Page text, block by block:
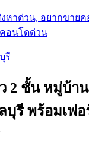
หาด่วน, อยากขาย
อนโดด่วน
รี
2 ชั้น หมู่บ้า
บุรี พร้อมเฟอ